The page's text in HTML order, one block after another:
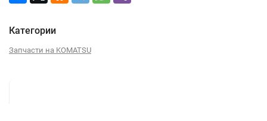
Категории
Запчасти на KOMATSU